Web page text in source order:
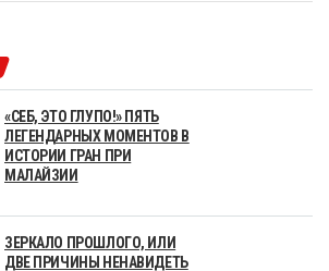
«СЕБ, ЭТО ГЛУПО!» ПЯТЬ
ЛЕГЕНДАРНЫХ МОМЕНТОВ В
ИСТОРИИ ГРАН ПРИ
МАЛАЙЗИИ
ЗЕРКАЛО ПРОШЛОГО, ИЛИ
ДВЕ ПРИЧИНЫ НЕНАВИДЕТЬ